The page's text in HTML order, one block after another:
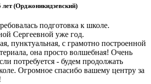
(Орджоникидзевский)
подготовка к школе.
Сергеевной уже год.
пунктуальная, с грамотно построенной
она просто волшебная! Очень
потребуется - будем продолжать
Огромное спасибо вашему центру за